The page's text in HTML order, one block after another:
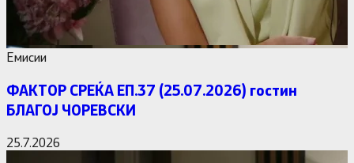
Емисии
ФАКТОР СРЕЌА ЕП.37 (25.07.2026) гостин
БЛАГОЈ ЧОРЕВСКИ
25.7.2026